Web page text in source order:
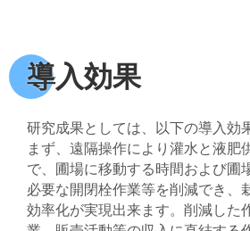
導入効果
研究成果としては、以下の導入効
まず、遠隔操作により灌水と液肥
で、圃場に移動する時間および圃
必要な開閉栓作業等を削減でき、
効率化が実現出来ます。削減した